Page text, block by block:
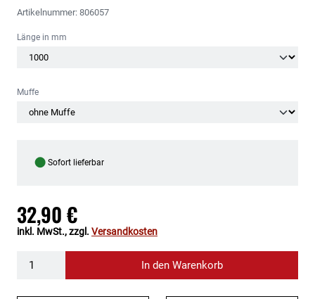
Artikelnummer: 806057
Länge in mm
Muffe
● Sofort lieferbar
32,90 €
inkl. MwSt., zzgl. Versandkosten
In den Warenkorb